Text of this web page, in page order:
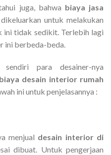
juga, bahwa biaya jasa
untuk melakukan
ini tidak sedikit. Terlebih lagi
ini berbeda-beda.
para desainer-nya
biaya desain interior rumah
ini untuk penjelasannya :
menjual desain interior di
dibuat. Untuk pengerjaan